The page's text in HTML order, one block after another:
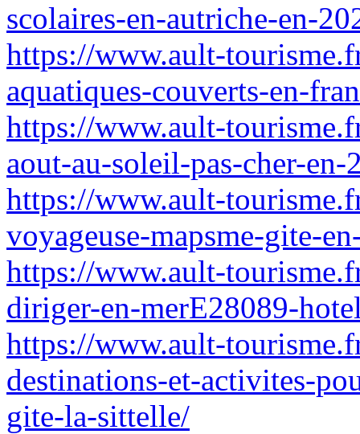
scolaires-en-autriche-en-
https://www.ault-
aquatiques-couverts-en-
https://www.ault-
aout-au-soleil-pas-cher-
https://www.ault-
voyageuse-mapsme-gite-
https://www.ault-
diriger-en-merE28089-
https://www.ault-
destinations-et-activites-
gite-la-sittelle/